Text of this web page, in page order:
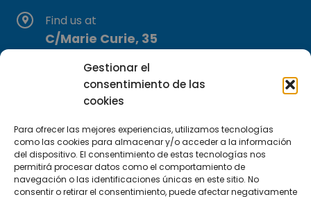
Gestionar el
consentimiento de las
cookies
Para ofrecer las mejores experiencias, utilizamos tecnologías
como las cookies para almacenar y/o acceder a la información
del dispositivo. El consentimiento de estas tecnologías nos
permitirá procesar datos como el comportamiento de
navegación o las identificaciones únicas en este sitio. No
consentir o retirar el consentimiento, puede afectar negativamente
Find us at
C/Marie Curie, 35
Subscribe to our Newsletter